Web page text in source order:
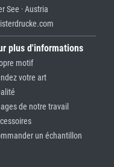
See · Austria
plus d'informations
motif
votre art
de notre travail
un échantillon